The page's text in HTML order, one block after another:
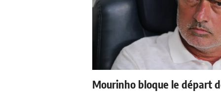
Mourinho bloque le départ